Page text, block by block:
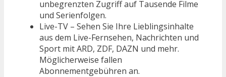
unbegrenzten Zugriff auf Tausende Filme
und Serienfolgen.
Live-TV – Sehen Sie Ihre Lieblingsinhalte
aus dem Live-Fernsehen, Nachrichten und
Sport mit ARD, ZDF, DAZN und mehr.
Möglicherweise fallen
Abonnementgebühren an.